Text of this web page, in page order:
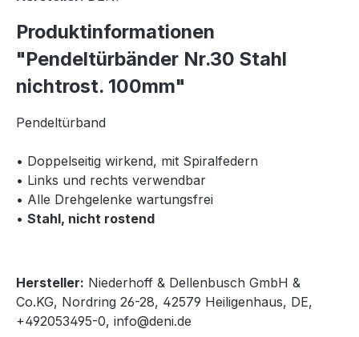
Produktinformationen
"Pendeltürbänder Nr.30 Stahl
nichtrost. 100mm"
Pendeltürband
• Doppelseitig wirkend, mit Spiralfedern
• Links und rechts verwendbar
• Alle Drehgelenke wartungsfrei
• Stahl, nicht rostend
Hersteller: Niederhoff & Dellenbusch GmbH &
Co.KG, Nordring 26-28, 42579 Heiligenhaus, DE,
+492053495-0, info@deni.de